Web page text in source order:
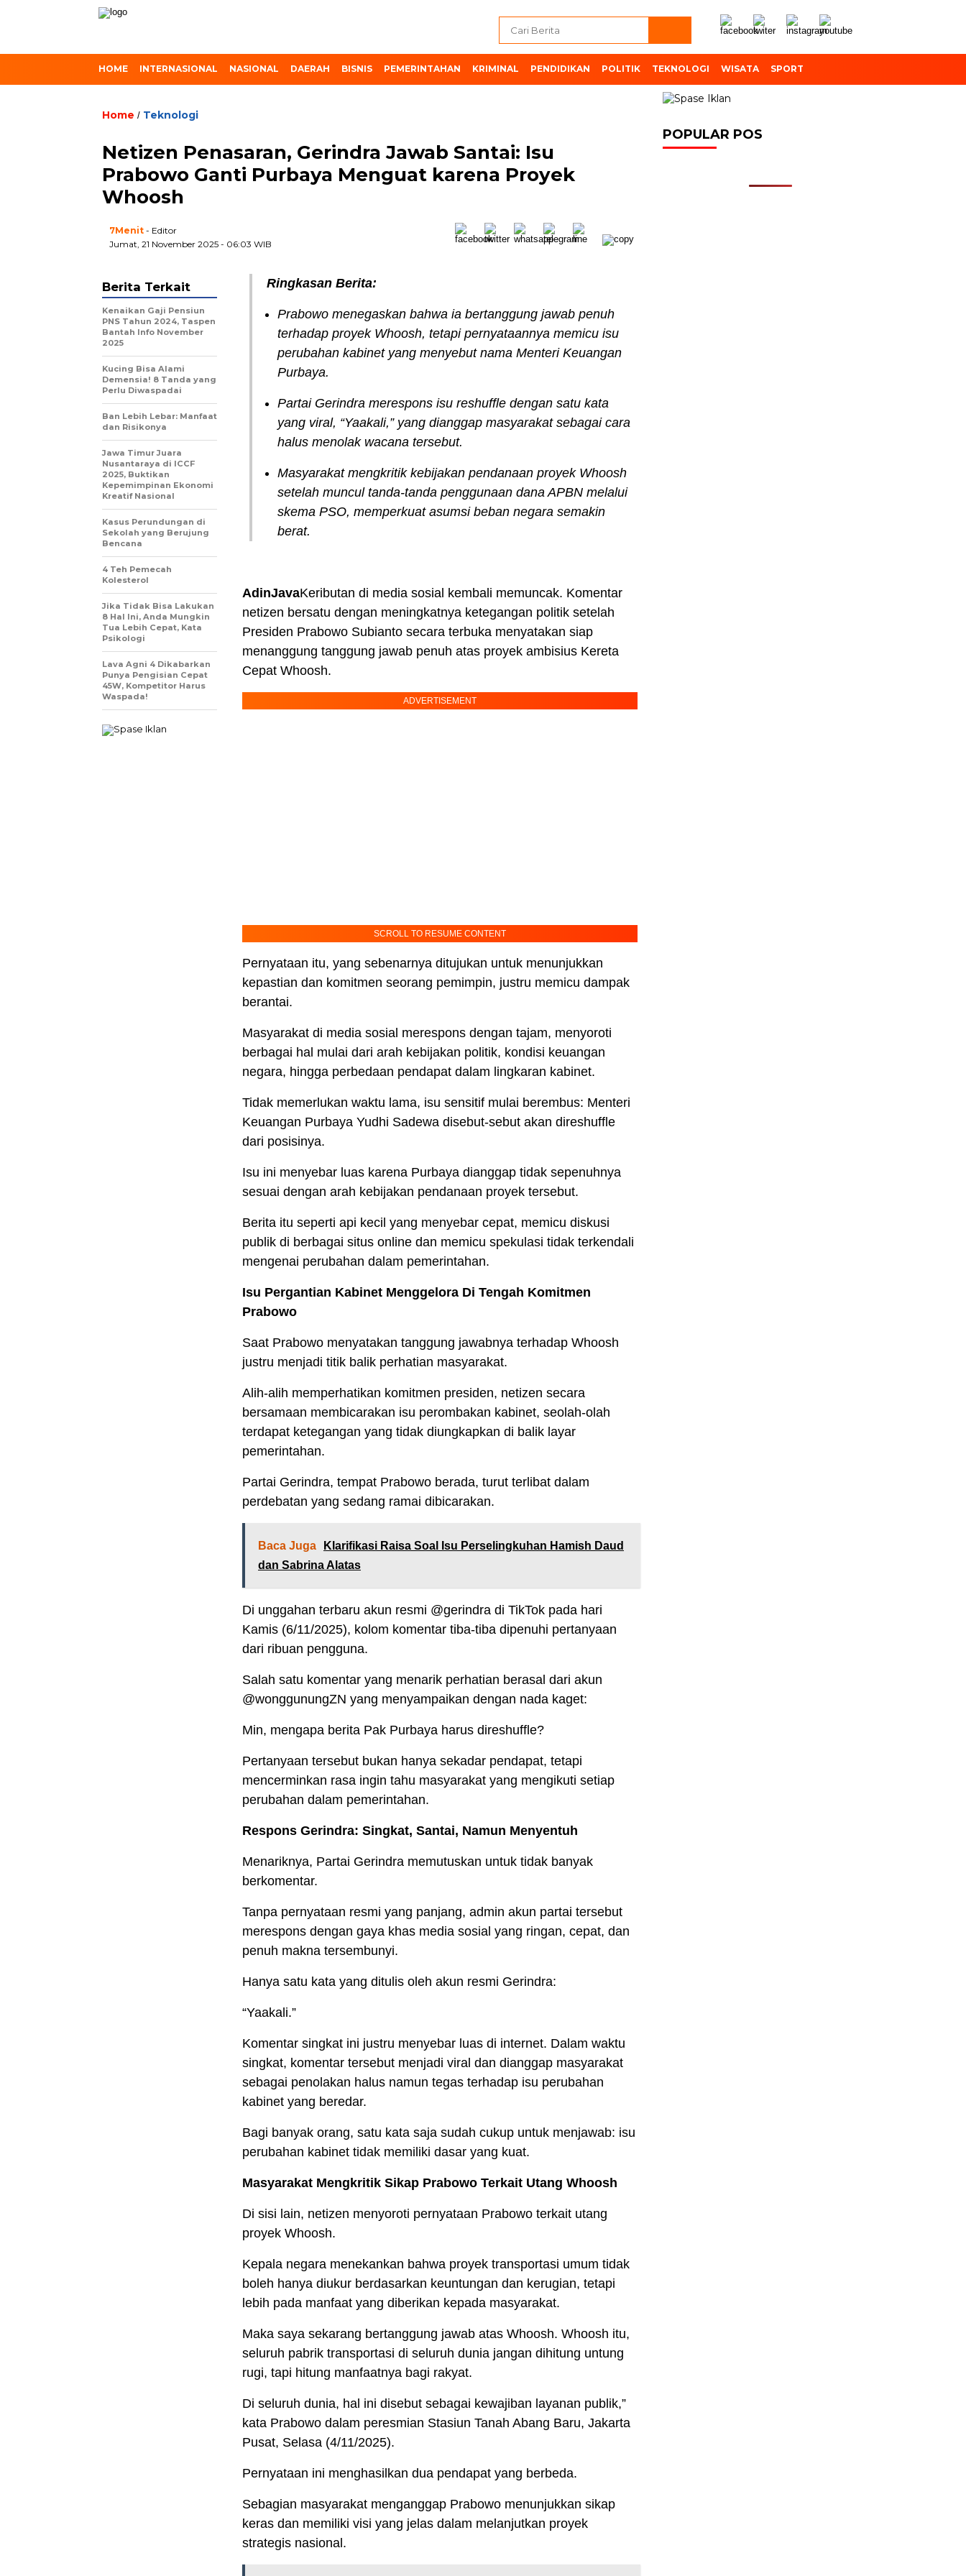
HOME INTERNASIONAL NASIONAL DAERAH BISNIS PEMERINTAHAN KRIMINAL PENDIDIKAN POLITIK TEKNOLOGI WISATA SPORT
Home / Teknologi
Netizen Penasaran, Gerindra Jawab Santai: Isu
Prabowo Ganti Purbaya Menguat karena Proyek
Whoosh
7Menit - Editor
Jumat, 21 November 2025 - 06:03 WIB
Ringkasan Berita:
Prabowo menegaskan bahwa ia bertanggung jawab penuh
terhadap proyek Whoosh, tetapi pernyataannya memicu isu
perubahan kabinet yang menyebut nama Menteri Keuangan
Purbaya.
Partai Gerindra merespons isu reshuffle dengan satu kata
yang viral, “Yaakali,” yang dianggap masyarakat sebagai cara
halus menolak wacana tersebut.
Masyarakat mengkritik kebijakan pendanaan proyek Whoosh
setelah muncul tanda-tanda penggunaan dana APBN melalui
skema PSO, memperkuat asumsi beban negara semakin
berat.
AdinJavaKeributan di media sosial kembali memuncak. Komentar
netizen bersatu dengan meningkatnya ketegangan politik setelah
Presiden Prabowo Subianto secara terbuka menyatakan siap
menanggung tanggung jawab penuh atas proyek ambisius Kereta
Cepat Whoosh.
ADVERTISEMENT
SCROLL TO RESUME CONTENT
Pernyataan itu, yang sebenarnya ditujukan untuk menunjukkan
kepastian dan komitmen seorang pemimpin, justru memicu dampak
berantai.
Masyarakat di media sosial merespons dengan tajam, menyoroti
berbagai hal mulai dari arah kebijakan politik, kondisi keuangan
negara, hingga perbedaan pendapat dalam lingkaran kabinet.
Tidak memerlukan waktu lama, isu sensitif mulai berembus: Menteri
Keuangan Purbaya Yudhi Sadewa disebut-sebut akan direshuffle
dari posisinya.
Isu ini menyebar luas karena Purbaya dianggap tidak sepenuhnya
sesuai dengan arah kebijakan pendanaan proyek tersebut.
Berita itu seperti api kecil yang menyebar cepat, memicu diskusi
publik di berbagai situs online dan memicu spekulasi tidak terkendali
mengenai perubahan dalam pemerintahan.
Isu Pergantian Kabinet Menggelora Di Tengah Komitmen
Prabowo
Saat Prabowo menyatakan tanggung jawabnya terhadap Whoosh
justru menjadi titik balik perhatian masyarakat.
Alih-alih memperhatikan komitmen presiden, netizen secara
bersamaan membicarakan isu perombakan kabinet, seolah-olah
terdapat ketegangan yang tidak diungkapkan di balik layar
pemerintahan.
Partai Gerindra, tempat Prabowo berada, turut terlibat dalam
perdebatan yang sedang ramai dibicarakan.
Baca Juga
Klarifikasi Raisa Soal Isu Perselingkuhan Hamish Daud
dan Sabrina Alatas
Di unggahan terbaru akun resmi @gerindra di TikTok pada hari
Kamis (6/11/2025), kolom komentar tiba-tiba dipenuhi pertanyaan
dari ribuan pengguna.
Salah satu komentar yang menarik perhatian berasal dari akun
@wonggunungZN yang menyampaikan dengan nada kaget:
Min, mengapa berita Pak Purbaya harus direshuffle?
Pertanyaan tersebut bukan hanya sekadar pendapat, tetapi
mencerminkan rasa ingin tahu masyarakat yang mengikuti setiap
perubahan dalam pemerintahan.
Respons Gerindra: Singkat, Santai, Namun Menyentuh
Menariknya, Partai Gerindra memutuskan untuk tidak banyak
berkomentar.
Tanpa pernyataan resmi yang panjang, admin akun partai tersebut
merespons dengan gaya khas media sosial yang ringan, cepat, dan
penuh makna tersembunyi.
Hanya satu kata yang ditulis oleh akun resmi Gerindra:
“Yaakali.”
Komentar singkat ini justru menyebar luas di internet. Dalam waktu
singkat, komentar tersebut menjadi viral dan dianggap masyarakat
sebagai penolakan halus namun tegas terhadap isu perubahan
kabinet yang beredar.
Bagi banyak orang, satu kata saja sudah cukup untuk menjawab: isu
perubahan kabinet tidak memiliki dasar yang kuat.
Masyarakat Mengkritik Sikap Prabowo Terkait Utang Whoosh
Di sisi lain, netizen menyoroti pernyataan Prabowo terkait utang
proyek Whoosh.
Kepala negara menekankan bahwa proyek transportasi umum tidak
boleh hanya diukur berdasarkan keuntungan dan kerugian, tetapi
lebih pada manfaat yang diberikan kepada masyarakat.
Maka saya sekarang bertanggung jawab atas Whoosh. Whoosh itu,
seluruh pabrik transportasi di seluruh dunia jangan dihitung untung
rugi, tapi hitung manfaatnya bagi rakyat.
Di seluruh dunia, hal ini disebut sebagai kewajiban layanan publik,”
kata Prabowo dalam peresmian Stasiun Tanah Abang Baru, Jakarta
Pusat, Selasa (4/11/2025).
Pernyataan ini menghasilkan dua pendapat yang berbeda.
Sebagian masyarakat menganggap Prabowo menunjukkan sikap
keras dan memiliki visi yang jelas dalam melanjutkan proyek
strategis nasional.
Berita Terkait
Kenaikan Gaji Pensiun
PNS Tahun 2024, Taspen
Bantah Info November
2025
Kucing Bisa Alami
Demensia! 8 Tanda yang
Perlu Diwaspadai
Ban Lebih Lebar: Manfaat
dan Risikonya
Jawa Timur Juara
Nusantaraya di ICCF
2025, Buktikan
Kepemimpinan Ekonomi
Kreatif Nasional
Kasus Perundungan di
Sekolah yang Berujung
Bencana
4 Teh Pemecah
Kolesterol
Jika Tidak Bisa Lakukan
8 Hal Ini, Anda Mungkin
Tua Lebih Cepat, Kata
Psikologi
Lava Agni 4 Dikabarkan
Punya Pengisian Cepat
45W, Kompetitor Harus
Waspada!
POPULAR POS